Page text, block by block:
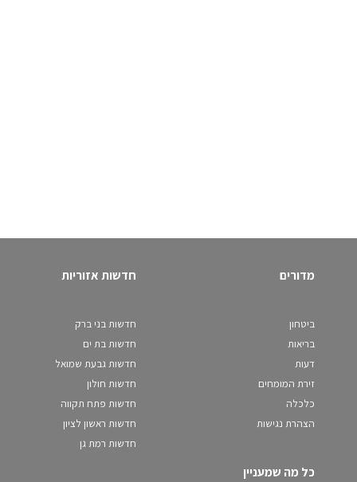
מדורים
ביטחון
בריאות
דעות
זירת המומחים
כלכלה
הצהרת נגישות
חדשות אזוריות
חדשות בני ברק
חדשות בת ים
חדשות גבעת שמואל
חדשות חולון
חדשות פתח תקווה
חדשות ראשון לציון
חדשות רמת גן
כל מה שמעניין